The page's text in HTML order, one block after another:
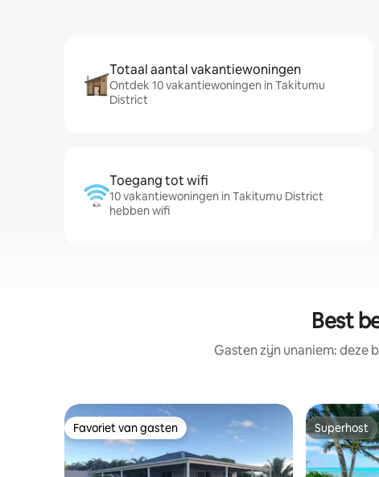
Totaal aantal vakantiewoningen
Ontdek 10 vakantiewoningen in Takitumu
District
Toegang tot wifi
10 vakantiewoningen in Takitumu District
hebben wifi
Best
Gasten zijn unaniem: deze
Favoriet van gasten
Favoriet van gasten Superhost
Superhost